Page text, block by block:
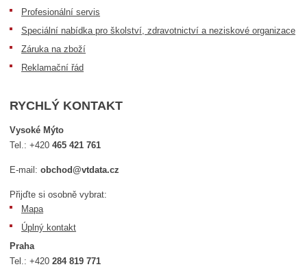
Profesionální servis
Speciální nabídka pro školství, zdravotnictví a neziskové organizace
Záruka na zboží
Reklamační řád
RYCHLÝ KONTAKT
Vysoké Mýto
Tel.:+420465 421 761
E-mail:obchod@vtdata.cz
Přijďte si osobně vybrat:
Mapa
Úplný kontakt
Praha
Tel.:+420284 819 771